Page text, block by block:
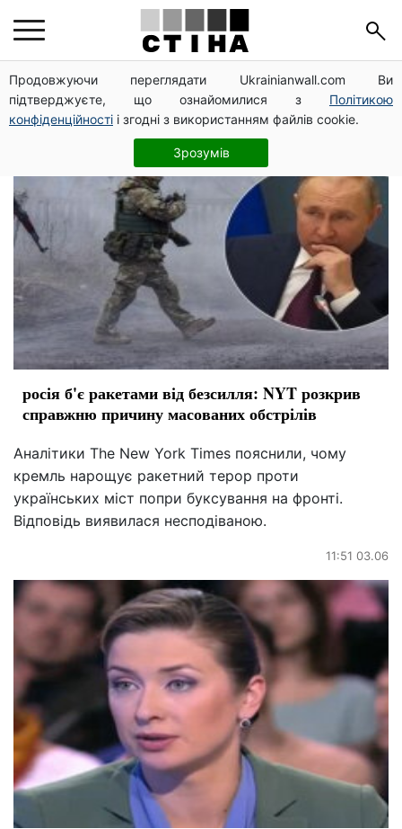
Продовжуючи переглядати Ukrainianwall.com Ви
підтверджуєте, що ознайомилися з Політикою
конфіденційності і згодні з використанням файлів cookie.
Зрозумів
війна
росія б'є ракетами від безсилля: NYT розкрив
справжню причину масованих обстрілів
Аналітики The New York Times пояснили, чому
кремль нарощує ракетний терор проти
українських міст попри буксування на фронті.
Відповідь виявилася несподіваною.
11:51 03.06